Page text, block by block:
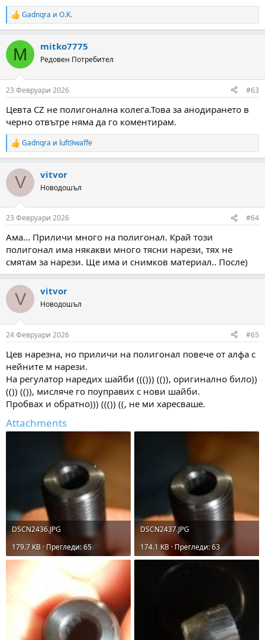
R
e
c
i
s
Gadnqra и O.K.
M mitko7775
Редовен Потребител
23 Февруари 2026 #63
Цевта CZ не полигонална колега.Това за анодирането в
черно отвътре няма да го коментирам.
R
e
c
i
s
Gadnqra и luft9waffe
V vitvor
Новодошъл
23 Февруари 2026 #64
Ама... Приличи много на полигонал. Край този
полигонал има някакви много тясни нарези, тях не
смятам за нарези. Ще има и снимков материал.. После)
V vitvor
Новодошъл
24 Февруари 2026 #65
Цев нарезна, но приличи на полигонал повече от алфа с
нейните м нарези.
На регулатор наредих шайби ((())) (()), оригинално било))
(()) (()), мисляче го поуправих с нови шайби.
Пробвах и обратно))) ((()) ((, не ми харесваше.
Attachments
DSCN2436.JPG
179.7 KB · Прегледи: 65
DSCN2437.JPG
174.1 KB · Прегледи: 63